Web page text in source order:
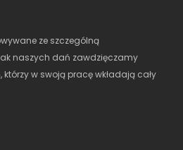
ze szczególną
naszych dań zawdzięczamy
w swoją pracę wkładają cały